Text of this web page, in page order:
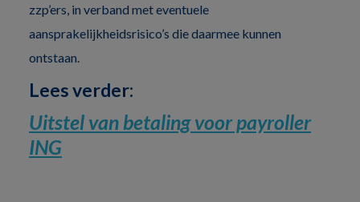
zzp’ers, in verband met eventuele
aansprakelijkheidsrisico’s die daarmee kunnen
ontstaan.
Lees verder:
Uitstel van betaling voor payroller
ING